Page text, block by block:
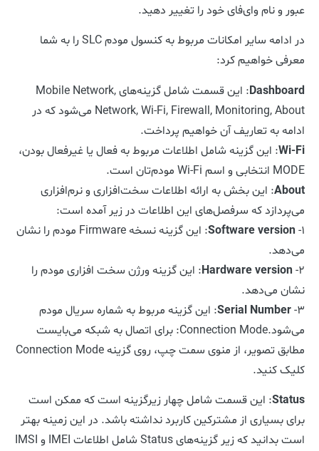
عبور و نام وای‌فای خود را تغییر دهید.
در ادامه سایر امکانات مربوط به کنسول مودم SLC را به شما
معرفی خواهیم کرد:
Dashboard
: این قسمت شامل گزینه‌های Mobile Network,
Network, Wi-Fi, Firewall, Monitoring, About می‌شود که در
ادامه به تعاریف آن خواهیم پرداخت.
Wi-Fi: این گزینه شامل اطلاعات مربوط به فعال یا غیرفعال بودن،
MODE انتخابی و اسم Wi-Fi مودم‌تان است.
About: این بخش به ارائه اطلاعات سخت‌افزاری و نرم‌افزاری
می‌پردازد که سرفصل‌های این اطلاعات در زیر آمده است:
۱- Software version
: این گزینه نسخه Firmware مودم را نشان
می‌دهد.
۲- Hardware version: این گزینه ورژن سخت افزاری مودم را
نشان می‌دهد.
۳- Serial Number: این گزینه مربوط به شماره سریال مودم
می‌شود.Connection Mode: برای اتصال به شبکه می‌بایست
مطابق تصویر، از منوی سمت چپ، روی گزینه Connection Mode
کلیک کنید.
Status: این قسمت شامل چهار زیرگزینه است که ممکن است
برای بسیاری از مشترکین کاربرد نداشته باشد. در این زمینه بهتر
است بدانید که زیر گزینه‌های Status شامل اطلاعات IMEI و IMSI